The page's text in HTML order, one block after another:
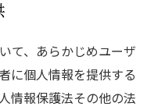
て、あらかじめユーザ
に個人情報を提供する
情報保護法その他の法